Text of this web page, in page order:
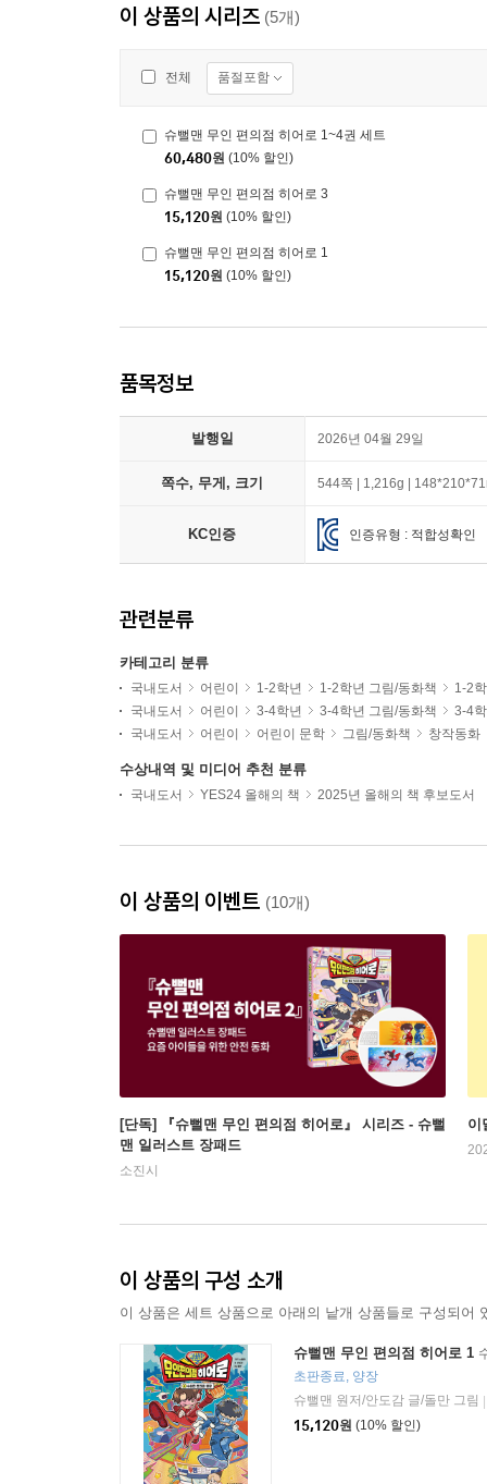
이 상품의 시리즈 (5개)
전체 품절포함
슈뻘맨 무인 편의점 히어로 1~4권 세트
60,480원 (10% 할인)
슈뻘맨 무인 편의점 히어로 3
15,120원 (10% 할인)
슈뻘맨 무인 편의점 히어로 1
15,120원 (10% 할인)
품목정보
발행일 2026년 04월 29일
쪽수, 무게, 크기 544쪽 | 1,216g |
KC인증 인증유형 : 적합성확인
관련분류
카테고리 분류
국내도서 어린이 1-2학년 1-2학년 그림/동화책
1-2
국내도서
어린이 3-4학년 3-4학년 그림/동화책
3-4
국내도서
어린이 어린이 문학 그림/동화책 창작동화
수상내역 및 미디어 추천 분류
국내도서 YES24 올해의 책 2025년 올해의 책 후보도서
이 상품의 이벤트 (10개)
[단독] 『슈뻘맨 무인 편의점 히어로』 시리즈 - 슈뻘
맨 일러스트 장패드
소진시
이
이 상품의 구성 소개
이 상품은 세트 상품으로 아래의 낱개 상품들로 구성되어
슈뻘맨 무인 편의점 히어로 1
초판종료, 양장
슈뻘맨 원저/안도감 글/돌만 그림
15,120원 (10% 할인)